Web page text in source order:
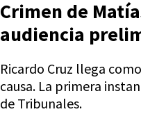
Crimen de
audiencia
Ricardo Cruz llega
causa. La primera
de Tribunales.